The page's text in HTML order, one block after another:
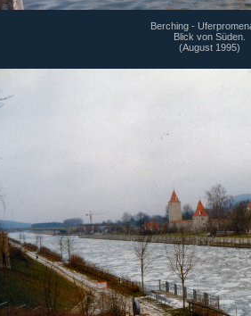
Berching -
Blick von Süden.
(August 1995)